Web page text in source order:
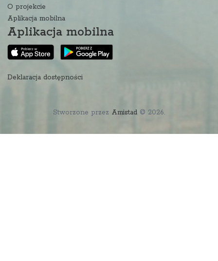
O projekcie
Aplikacja mobilna
Aplikacja mobilna
Deklaracja dostępności
Stworzone przez Amistad © 2026.